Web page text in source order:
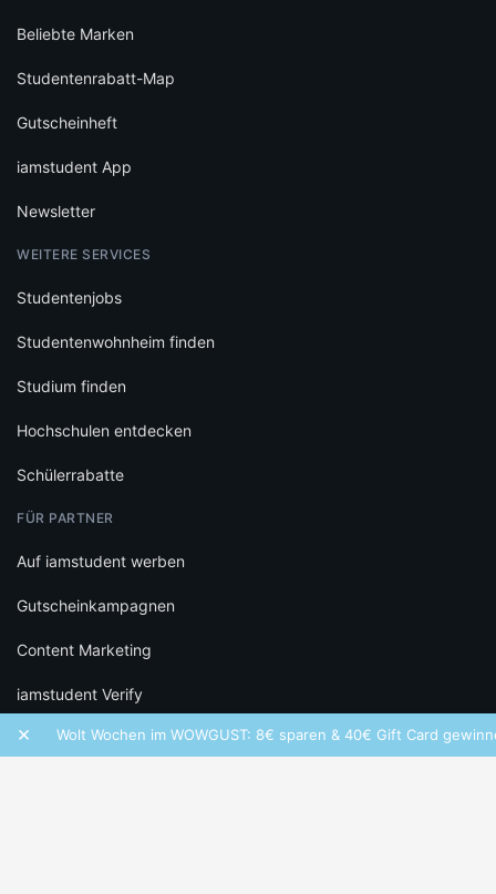
× Wolt Wochen im WOWGUST: 8€ sparen & 40€ Gift Card gewinnen!
Beliebte Marken
Studentenrabatt-Map
Gutscheinheft
iamstudent App
Newsletter
WEITERE SERVICES
Studentenjobs
Studentenwohnheim finden
Studium finden
Hochschulen entdecken
Schülerrabatte
FÜR PARTNER
Auf iamstudent werben
Gutscheinkampagnen
Content Marketing
iamstudent Verify